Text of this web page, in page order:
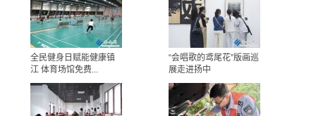
全民健身日赋能健康镇
江 体育场馆免费...
“会唱歌的鸢尾花”版画巡
展走进扬中